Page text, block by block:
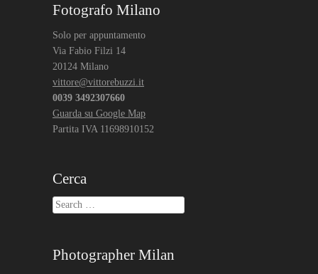
Fotografo Milano
Solo per appuntamento
Via Fabio Filzi 14
20124 Milano
vittore@vittorebuzzi.it
0039 3492307660
Guarda su Google Map
Partita IVA 11698910152
Cerca
Search
Photographer Milan